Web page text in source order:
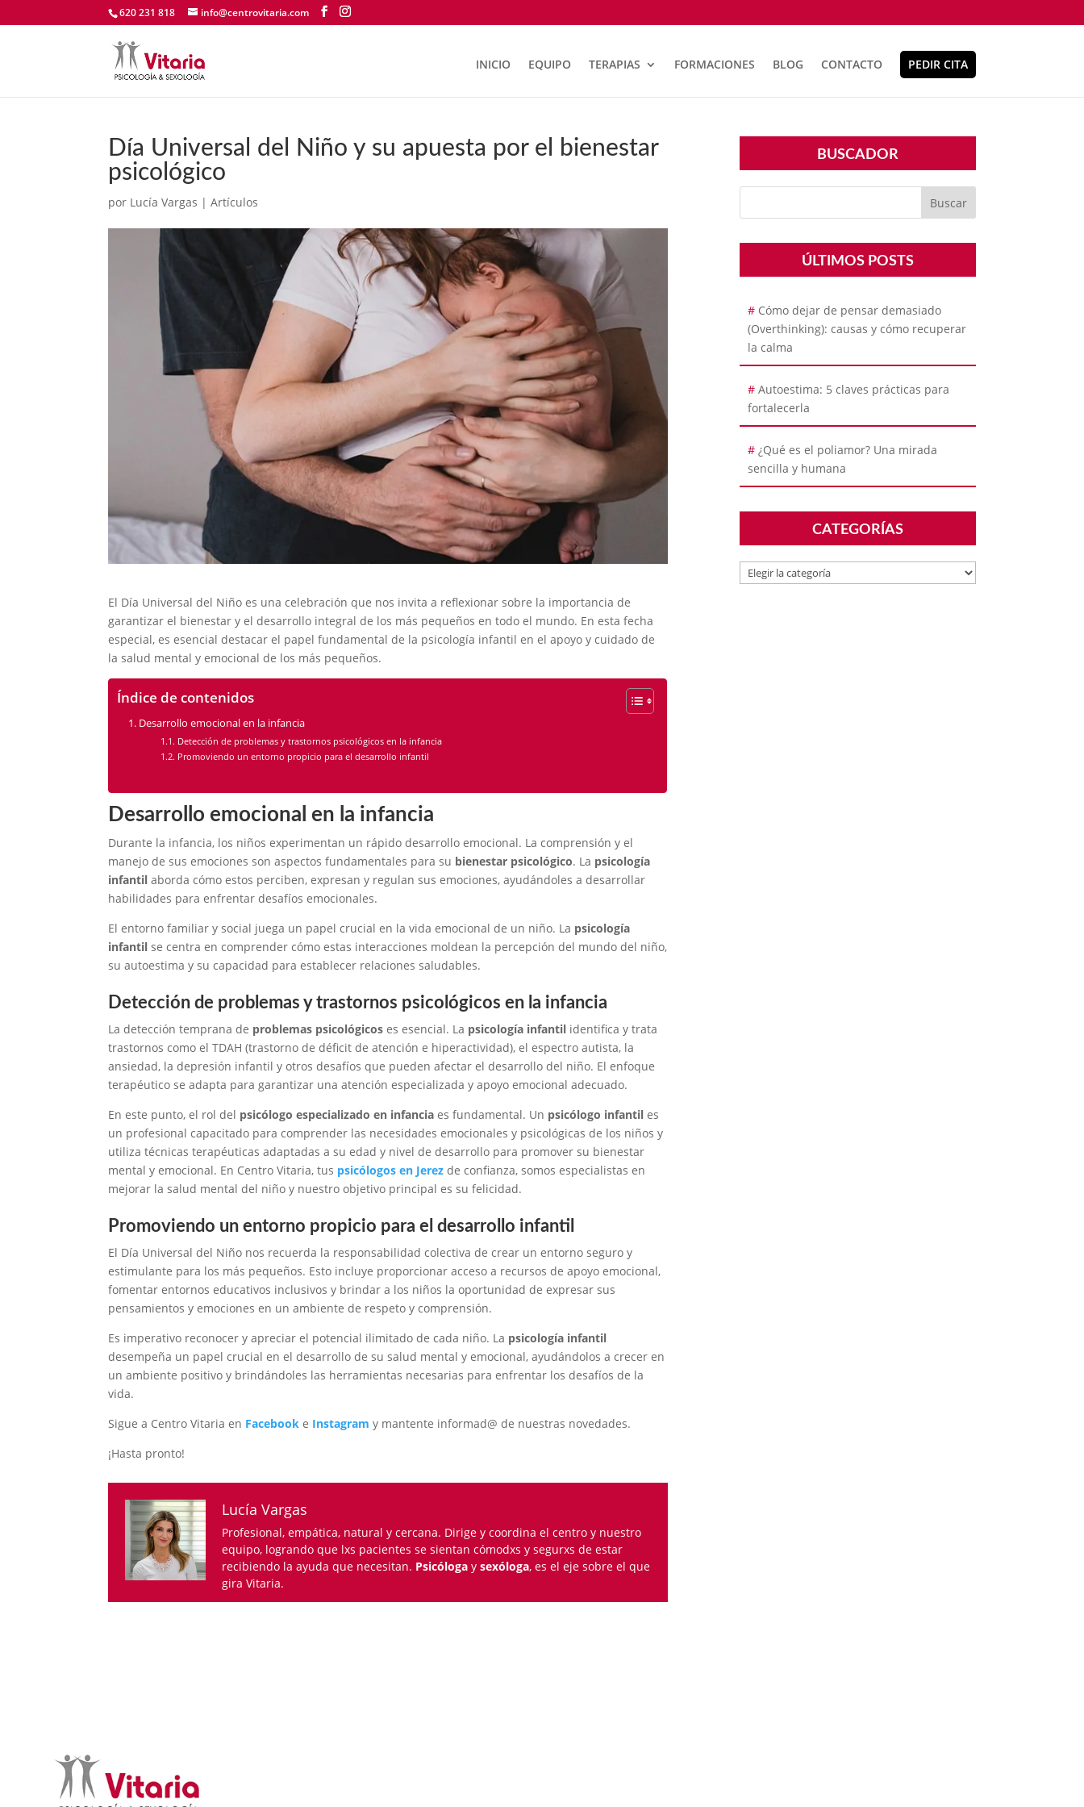
620 231 818 info@centrovitaria.com
INICIO EQUIPO TERAPIAS FORMACIONES BLOG CONTACTO PEDIR CITA
Día Universal del Niño y su apuesta por el bienestar
psicológico
por Lucía Vargas |Artículos
El Día Universal del Niño es una celebración que nos invita a reflexionar sobre la importancia de
garantizar el bienestar y el desarrollo integral de los más pequeños en todo el mundo. En esta fecha
especial, es esencial destacar el papel fundamental de la psicología infantil en el apoyo y cuidado de
la salud mental y emocional de los más pequeños.
Índice de contenidos
Desarrollo emocional en la infancia
Detección de problemas y trastornos psicológicos en la infancia
Promoviendo un entorno propicio para el desarrollo infantil
Desarrollo emocional en la infancia
Durante la infancia, los niños experimentan un rápido desarrollo emocional. La comprensión y el
manejo de sus emociones son aspectos fundamentales para su bienestar psicológico. La psicología
infantil aborda cómo estos perciben, expresan y regulan sus emociones, ayudándoles a desarrollar
habilidades para enfrentar desafíos emocionales.
El entorno familiar y social juega un papel crucial en la vida emocional de un niño. La psicología
infantil se centra en comprender cómo estas interacciones moldean la percepción del mundo del niño,
su autoestima y su capacidad para establecer relaciones saludables.
Detección de problemas y trastornos psicológicos en la infancia
La detección temprana de problemas psicológicos es esencial. La psicología infantil identifica y trata
trastornos como el TDAH (trastorno de déficit de atención e hiperactividad), el espectro autista, la
ansiedad, la depresión infantil y otros desafíos que pueden afectar el desarrollo del niño. El enfoque
terapéutico se adapta para garantizar una atención especializada y apoyo emocional adecuado.
En este punto, el rol del psicólogo especializado en infancia es fundamental. Un psicólogo infantil es
un profesional capacitado para comprender las necesidades emocionales y psicológicas de los niños y
utiliza técnicas terapéuticas adaptadas a su edad y nivel de desarrollo para promover su bienestar
mental y emocional. En Centro Vitaria, tus psicólogos en Jerez de confianza, somos especialistas en
mejorar la salud mental del niño y nuestro objetivo principal es su felicidad.
Promoviendo un entorno propicio para el desarrollo infantil
El Día Universal del Niño nos recuerda la responsabilidad colectiva de crear un entorno seguro y
estimulante para los más pequeños. Esto incluye proporcionar acceso a recursos de apoyo emocional,
fomentar entornos educativos inclusivos y brindar a los niños la oportunidad de expresar sus
pensamientos y emociones en un ambiente de respeto y comprensión.
Es imperativo reconocer y apreciar el potencial ilimitado de cada niño. La psicología infantil
desempeña un papel crucial en el desarrollo de su salud mental y emocional, ayudándolos a crecer en
un ambiente positivo y brindándoles las herramientas necesarias para enfrentar los desafíos de la
vida.
Sigue a Centro Vitaria en Facebook e Instagram y mantente informad@ de nuestras novedades.
¡Hasta pronto!
Lucía Vargas
Profesional, empática, natural y cercana. Dirige y coordina el centro y nuestro
equipo, logrando que lxs pacientes se sientan cómodxs y segurxs de estar
recibiendo la ayuda que necesitan. Psicóloga ysexóloga, es el eje sobre el que
gira Vitaria.
BUSCADOR
ÚLTIMOS POSTS
Cómo dejar de pensar demasiado
(Overthinking): causas y cómo recuperar
la calma
Autoestima: 5 claves prácticas para
fortalecerla
¿Qué es el poliamor? Una mirada
sencilla y humana
CATEGORÍAS
CATEGORÍAS